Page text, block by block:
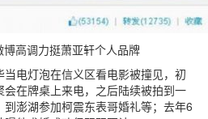
高调力挺萧亚轩个人品牌
电灯泡在信义区看电影被撞见，初
在牌桌上来电，之后陆续被拍到一
澎湖参加柯震东表哥婚礼等；去年6